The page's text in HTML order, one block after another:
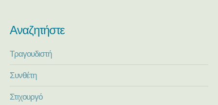
Αναζητήστε
Τραγουδιστή
Συνθέτη
Στιχουργό